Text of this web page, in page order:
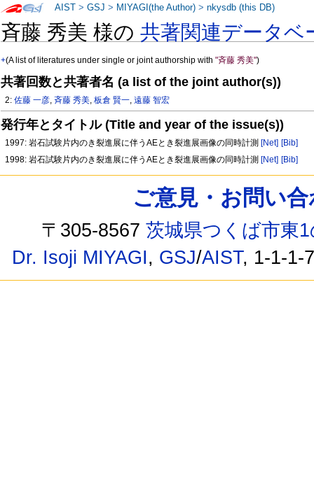
斉藤 秀美 様の共著関連データベ
+(A list of literatures under single or joint authorship with"斉藤 秀美")
共著回数と共著者名 (a list of the joint author(s))
2:佐藤 一彦,斉藤 秀美,板倉 賢一,遠藤 智宏
発行年とタイトル (Title and year of the issue(s))
1997: 岩石試験片内のき裂進展に伴うAEとき裂進展画像の同時計測 [Net] [Bib]
1998: 岩石試験片内のき裂進展に伴うAEとき裂進展画像の同時計測 [Net] [Bib]
AIST >GSJ > MIYAGI(the Author) >nkysdb (this DB)
ご意見・お問い
〒305-8567茨城県つくば市東
Dr. Isoji MIYAGI, GSJ/AIST, 1-1-1-